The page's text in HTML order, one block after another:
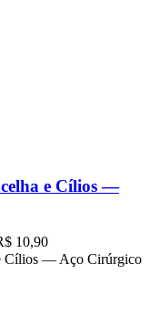
e Cílios —
10,90
Cílios — Aço Cirúrgico